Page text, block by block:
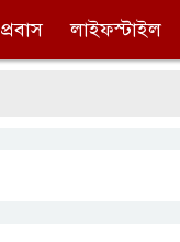
প্রবাস লাইফস্টাইল